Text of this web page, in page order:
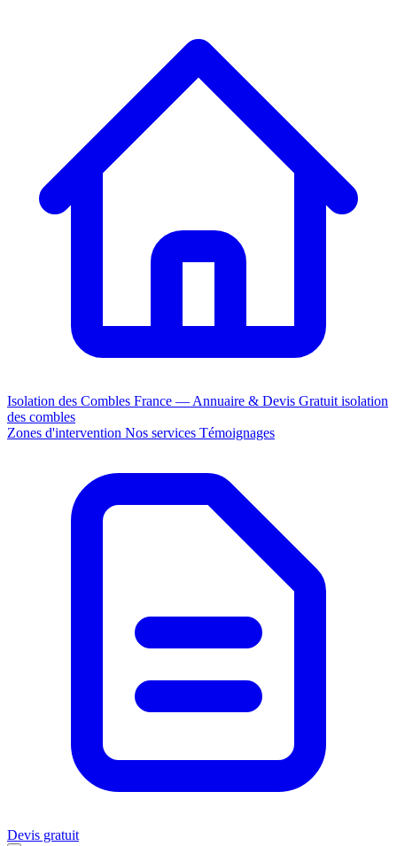
Isolation des Combles France — Annuaire & Devis Gratuit isolation
des combles
Zones d'intervention Nos services Témoignages
Devis gratuit